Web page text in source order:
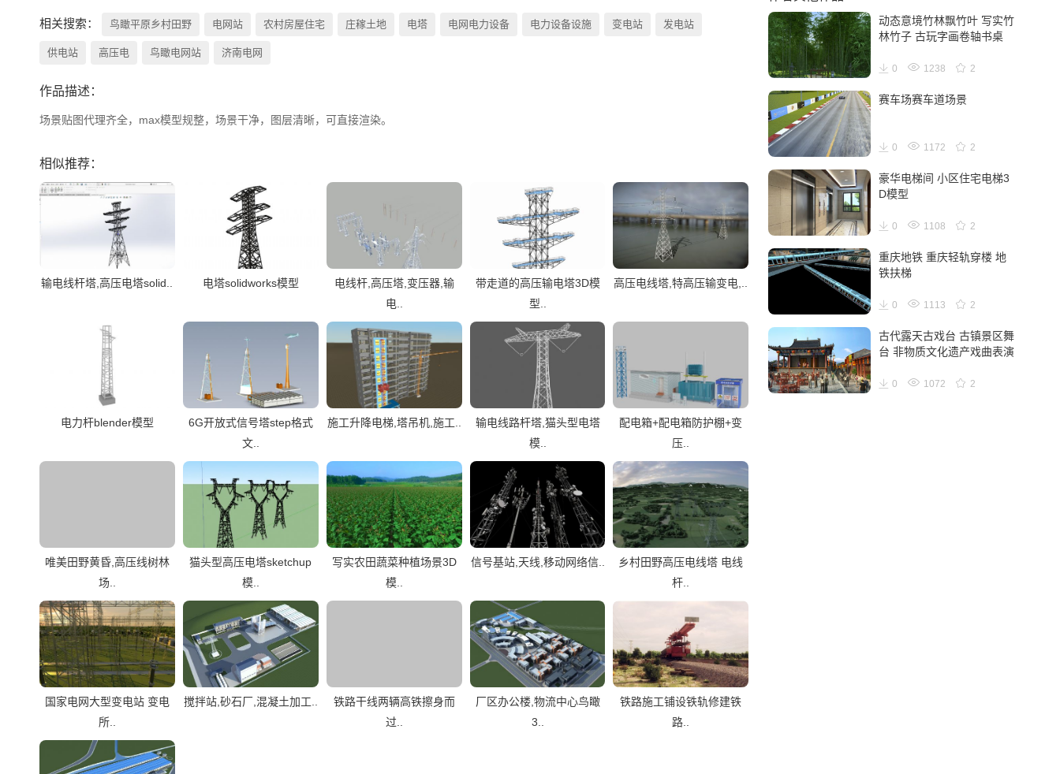
相关搜索： 鸟瞰平原乡村田野 电网站 农村房屋住宅 庄稼土地 电塔 电网电力设备 电力设备设施 变电站 发电站
供电站 高压电 鸟瞰电网站 济南电网
作品描述：
场景贴图代理齐全，max模型规整，场景干净，图层清晰，可直接渲染。
相似推荐：
输电线杆塔,高压电塔solid.. 电塔solidworks模型
电线杆,高压塔,变压器,输
电..
带走道的高压输电塔3D模
型..
高压电线塔,特高压输变电,..
电力杆blender模型
6G开放式信号塔step格式
文..
施工升降电梯,塔吊机,施工..
输电线路杆塔,猫头型电塔
模..
配电箱+配电箱防护棚+变
压..
唯美田野黄昏,高压线树林
场..
猫头型高压电塔sketchup
模..
写实农田蔬菜种植场景3D
模..
信号基站,天线,移动网络信..
乡村田野高压电线塔 电线
杆..
国家电网大型变电站 变电
所..
搅拌站,砂石厂,混凝土加工..
铁路干线两辆高铁擦身而
过..
厂区办公楼,物流中心鸟瞰
3..
铁路施工铺设铁轨修建铁
路..
动态意境竹林飘竹叶 写实竹
林竹子 古玩字画卷轴书桌
0 1238 2
赛车场赛车道场景
0 1172 2
豪华电梯间 小区住宅电梯3
D模型
0 1108 2
重庆地铁 重庆轻轨穿楼 地
铁扶梯
0 1113 2
古代露天古戏台 古镇景区舞
台 非物质文化遗产戏曲表演
0 1072 2